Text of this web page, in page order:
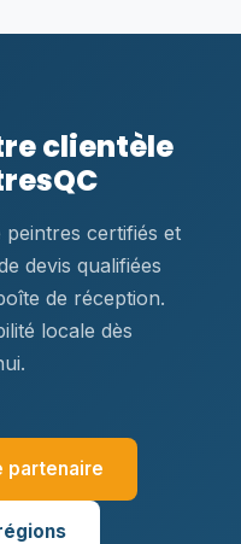
clientèle
peintres certifiés et
devis qualifiées
de réception.
locale dès
partenaire